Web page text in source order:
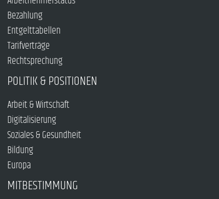
Bezahlung
Entgelttabellen
Tarifverträge
Rechtsprechung
POLITIK & POSITIONEN
Arbeit & Wirtschaft
Digitalisierung
Soziales & Gesundheit
Bildung
Europa
MITBESTIMMUNG